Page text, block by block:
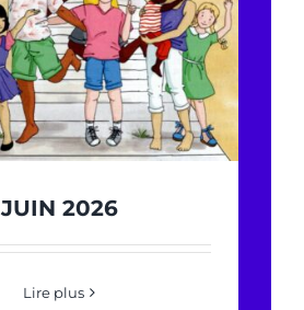
JUIN 2026
Lire plus